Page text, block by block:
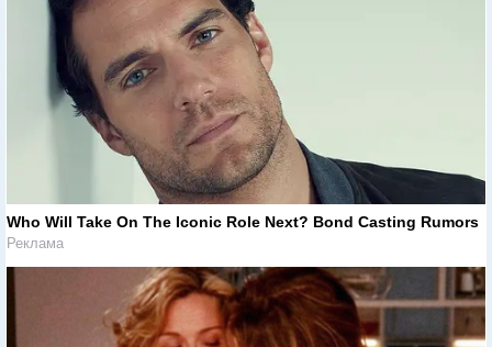
Who Will Take On The Iconic Role Next? Bond Casting Rumors
Реклама